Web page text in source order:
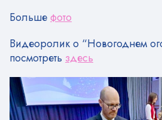
Большефото
Видеоролик о “Новогоднем
посмотреть здесь